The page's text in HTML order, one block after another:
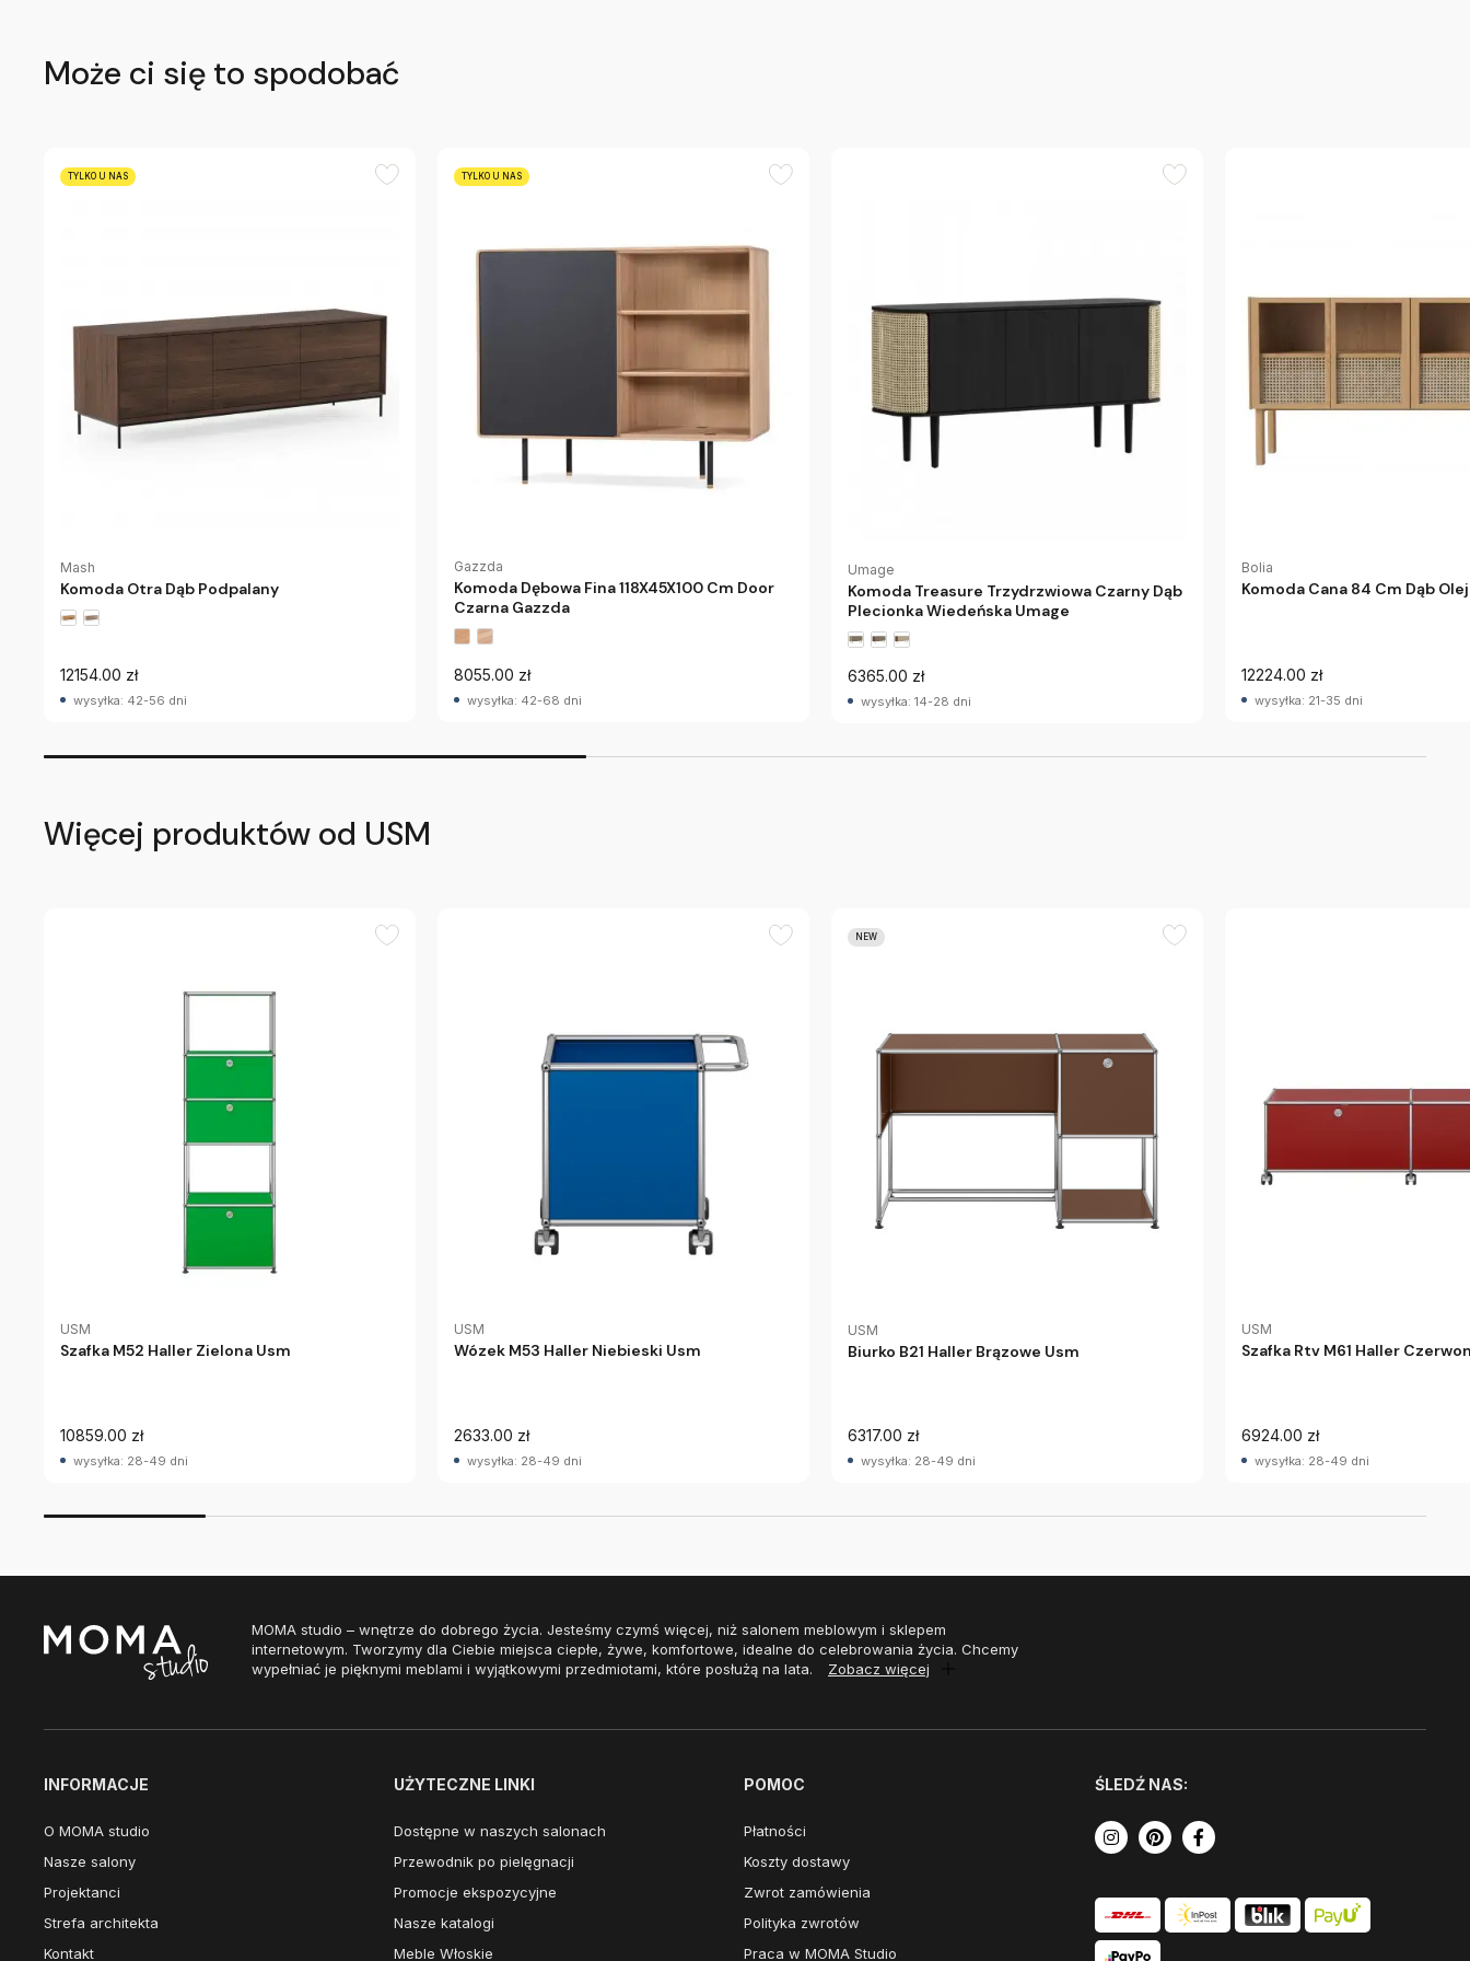
Może ci się to spodobać
TYLKO U NAS
Mash
Komoda Otra Dąb Podpalany
12154.00 zł
wysyłka: 42-56 dni
TYLKO U NAS
Gazzda
Komoda Dębowa Fina 118X45X100 Cm Door
Czarna Gazzda
8055.00 zł
wysyłka: 42-68 dni
Umage
Komoda Treasure Trzydrzwiowa Czarny Dąb
Plecionka Wiedeńska Umage
6365.00 zł
wysyłka: 14-28 dni
Bolia
Komoda Cana 84 Cm Dąb
12224.00 zł
wysyłka: 21-35 dni
Więcej produktów od USM
USM
Szafka M52 Haller Zielona Usm
10859.00 zł
wysyłka: 28-49 dni
USM
Wózek M53 Haller Niebieski Usm
2633.00 zł
wysyłka: 28-49 dni
NEW
USM
Biurko B21 Haller Brązowe Usm
6317.00 zł
wysyłka: 28-49 dni
USM
Szafka Rtv M61 Haller
6924.00 zł
wysyłka: 28-49 dni
MOMA studio – wnętrze do dobrego życia. Jesteśmy czymś więcej, niż salonem meblowym i sklepem
internetowym. Tworzymy dla Ciebie miejsca ciepłe, żywe, komfortowe, idealne do celebrowania życia. Chcemy
wypełniać je pięknymi meblami i wyjątkowymi przedmiotami, które posłużą na lata.
Zobacz więcej
INFORMACJE
O MOMA studio
Nasze salony
Projektanci
Strefa architekta
Kontakt
UŻYTECZNE LINKI
Dostępne w naszych salonach
Przewodnik po pielęgnacji
Promocje ekspozycyjne
Nasze katalogi
Meble Włoskie
POMOC
Płatności
Koszty dostawy
Zwrot zamówienia
Polityka zwrotów
Praca w MOMA Studio
ŚLEDŹ NAS: